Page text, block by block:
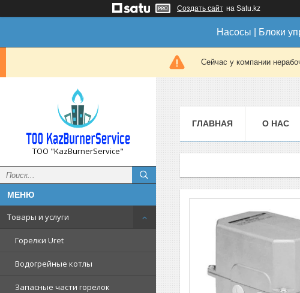
Создать сайт на Satu.kz
Насосы | Блоки
Сейчас у компании
ТОО "KazBurnerService"
Товары и услуги
Горелки Uret
Водогрейные котлы
Запасные части горелок
ГЛАВНАЯ О НАС